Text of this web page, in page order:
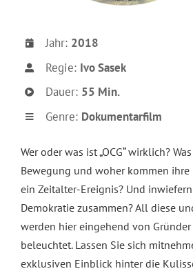
Jahr: 2018
Regie: Ivo Sasek
Dauer: 55 Min.
Genre: Dokumentarfilm
Wer oder was ist „OCG“ wirklich?
Bewegung und woher kommen ihre
ein Zeitalter-Ereignis? Und
Demokratie zusammen? All diese
werden hier eingehend von Gründer
beleuchtet. Lassen Sie sich
exklusiven Einblick hinter die